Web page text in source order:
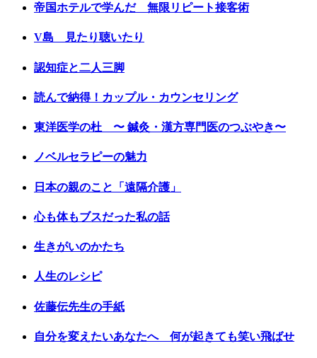
帝国ホテルで学んだ 無限リピート接客術
V島 見たり聴いたり
認知症と二人三脚
読んで納得！カップル・カウンセリング
東洋医学の杜 〜 鍼灸・漢方専門医のつぶやき〜
ノベルセラピーの魅力
日本の親のこと「遠隔介護」
心も体もブスだった私の話
生きがいのかたち
人生のレシピ
佐藤伝先生の手紙
自分を変えたいあなたへ 何が起きても笑い飛ばせ